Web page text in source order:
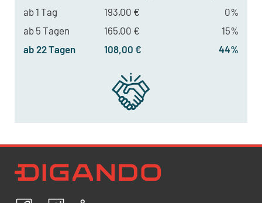
ab 1 Tag
193,00 €
0%
ab 5 Tagen
165,00 €
15%
ab 22 Tagen
108,00 € 44%
Ich bestätige, dass ich die
Datenschutzrichtlinien
personenbezogenen Daten einverstanden.